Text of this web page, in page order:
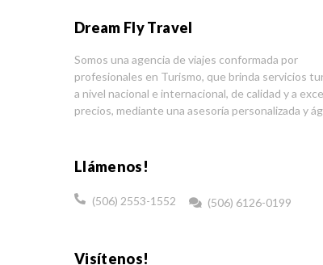
Dream Fly Travel
Somos una agencia de viajes conformada por
profesionales en Turismo, que brinda servicios
a nivel nacional e internacional, de calidad y a
precios, mediante una asesoría personalizada y
Llámenos!
(506) 2553-1552 (506) 6126-0199
Visítenos!